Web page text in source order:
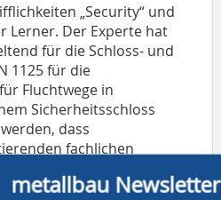
„Security“ und
Lerner. Der Experte hat
für die Schloss- und
1125 für die
Fluchtwege in
Sicherheitsschloss
dass
fachlichen
muss, welche
werden.
metallbau Newsletter